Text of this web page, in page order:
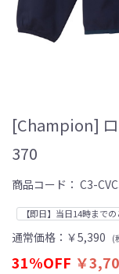
[Champion] ロ
370
商品コード： C3-
【即日】当日14時まで
通常価格： ￥5,390 (
31%OFF ￥